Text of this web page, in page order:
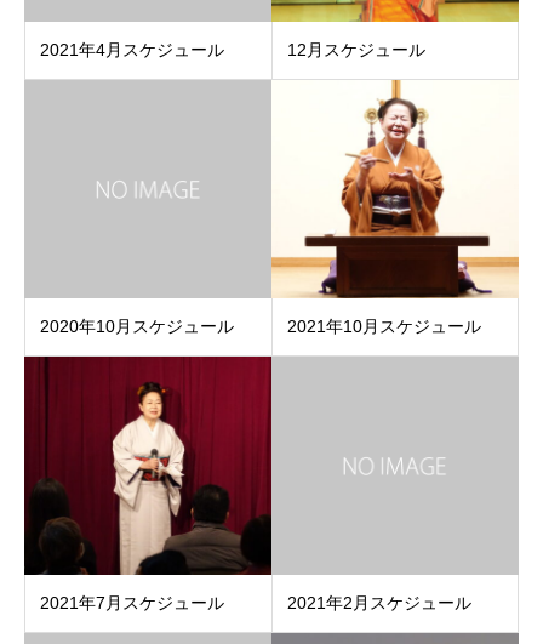
2021年4月スケジュール 12月スケジュール
2020年10月スケジュール 2021年10月スケジュール
2021年7月スケジュール 2021年2月スケジュール